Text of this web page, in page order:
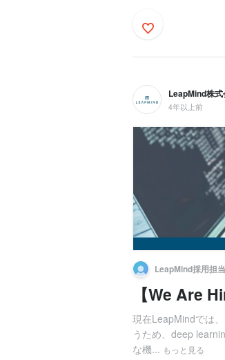
LeapMind株式
4年以上前
LeapMind採用担当
【We Are
現在LeapMindでは
うため、deep
な機... もっと見る